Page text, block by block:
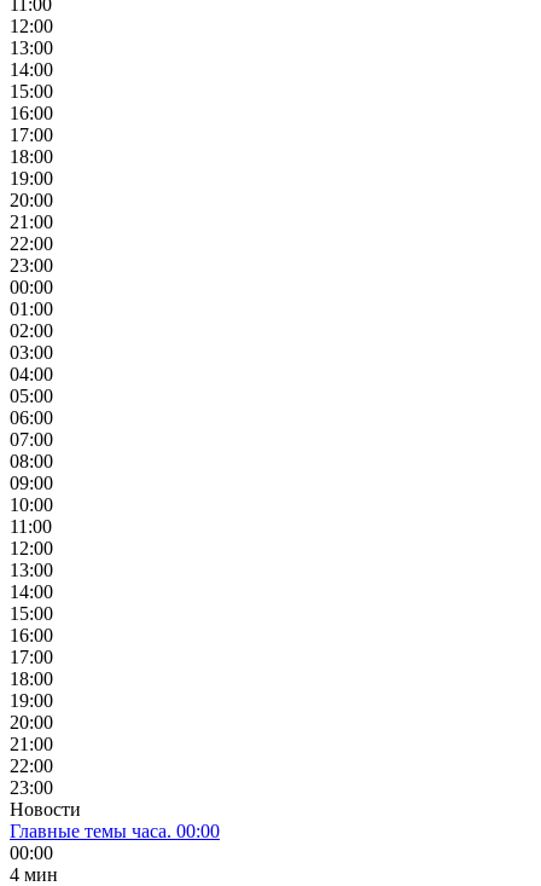
11:00
12:00
13:00
14:00
15:00
16:00
17:00
18:00
19:00
20:00
21:00
22:00
23:00
00:00
01:00
02:00
03:00
04:00
05:00
06:00
07:00
08:00
09:00
10:00
11:00
12:00
13:00
14:00
15:00
16:00
17:00
18:00
19:00
20:00
21:00
22:00
23:00
Новости
Главные темы часа. 00:00
00:00
4 мин